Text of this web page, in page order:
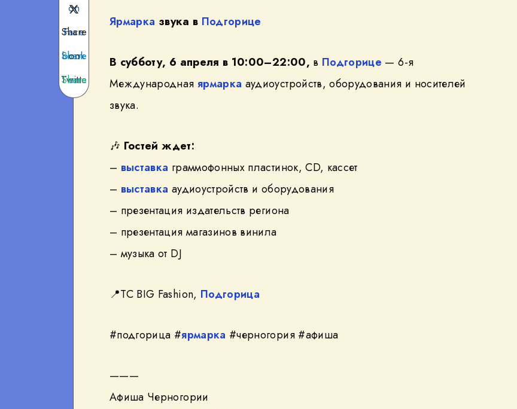
on
Face
book
Share
on
Twitte
Share
on
Share
Ярмарка звука в Подгорице
В субботу, 6 апреля в 10:00–22:00, в Подгорице — 6-я
Международная ярмарка аудиоустройств, оборудования и носителей
звука.
🎶 Гостей ждет:
– выставка граммофонных пластинок, CD, кассет
– выставка аудиоустройств и оборудования
– презентация издательств региона
– презентация магазинов винила
– музыка от DJ
📍TC BIG Fashion, Подгорица
#подгорица #ярмарка #черногория #афиша
———
Афиша Черногории